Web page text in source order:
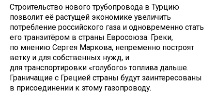
Строительство нового трубопровода в Турцию
позволит её растущей экономике увеличить
потребление российского газа и одновременно стать
его транзитёром в страны Евросоюза. Греки,
по мнению Сергея Маркова, непременно построят
ветку и для собственных нужд, и
для транспортировки «голубого» топлива дальше.
Граничащие с Грецией страны будут заинтересованы
в присоединении к этому газопроводу.